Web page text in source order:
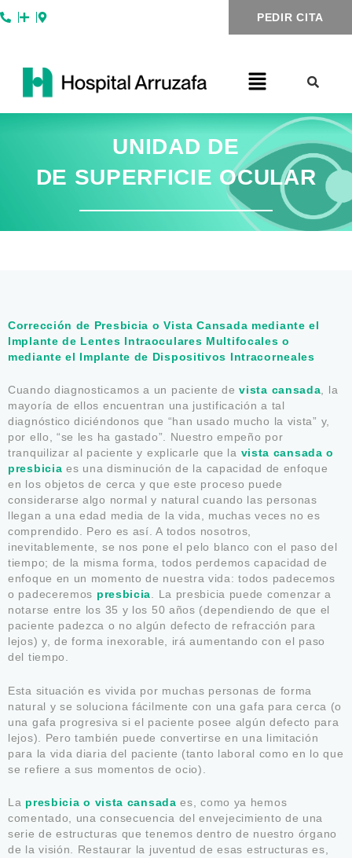
al
PEDIR CITA
UNIDAD DE
DE SUPERFICIE OCULAR
Corrección de Presbicia o Vista Cansada mediante el
Implante de Lentes Intraoculares Multifocales o
mediante el Implante de Dispositivos Intracorneales
Cuando diagnosticamos a un paciente devista cansada, la
mayoría de ellos encuentran una justificación a tal
diagnóstico diciéndonos que “han usado mucho la vista” y,
por ello, “se les ha gastado”. Nuestro empeño por
tranquilizar al paciente y explicarle que la vista cansada o
presbicia es una disminución de la capacidad de enfoque
en los objetos de cerca y que este proceso puede
considerarse algo normal y natural cuando las personas
llegan a una edad media de la vida, muchas veces no es
comprendido. Pero es así. A todos nosotros,
inevitablemente, se nos pone el pelo blanco con el paso del
tiempo; de la misma forma, todos perdemos capacidad de
enfoque en un momento de nuestra vida: todos padecemos
o padeceremos presbicia. La presbicia puede comenzar a
notarse entre los 35 y los 50 años (dependiendo de que el
paciente padezca o no algún defecto de refracción para
lejos) y, de forma inexorable, irá aumentando con el paso
del tiempo.
Esta situación es vivida por muchas personas de forma
natural y se soluciona fácilmente con una gafa para cerca (o
una gafa progresiva si el paciente posee algún defecto para
lejos). Pero también puede convertirse en una limitación
para la vida diaria del paciente (tanto laboral como en lo que
se refiere a sus momentos de ocio).
La presbicia o vista cansada es, como ya hemos
comentado, una consecuencia del envejecimiento de una
serie de estructuras que tenemos dentro de nuestro órgano
de la visión. Restaurar la juventud de esas estructuras es,